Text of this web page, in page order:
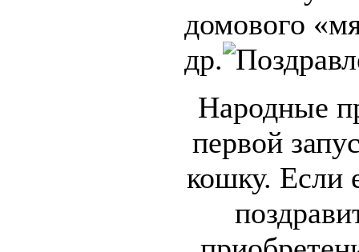
домового
др.
Народные
первой
кошку. Если